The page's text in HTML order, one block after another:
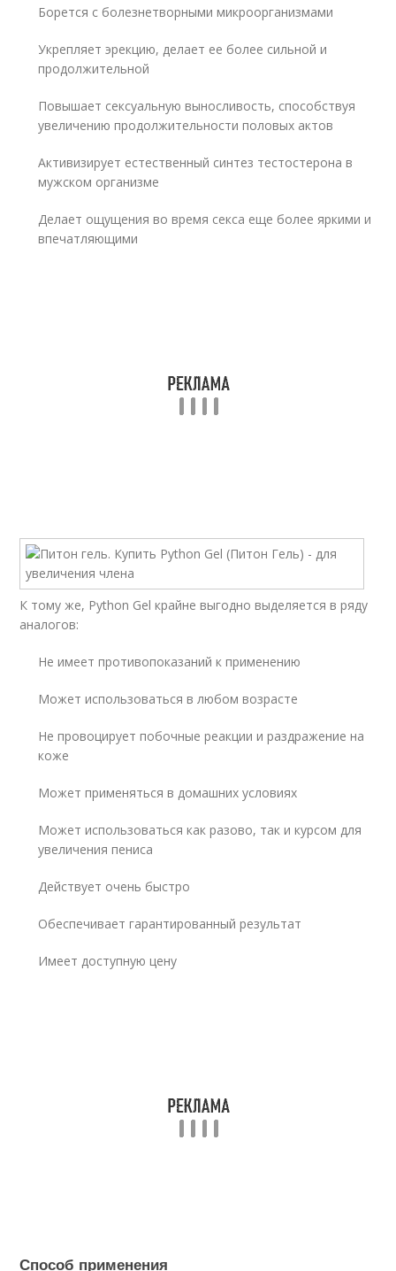
Борется с болезнетворными микроорганизмами
Укрепляет эрекцию, делает ее более сильной и
продолжительной
Повышает сексуальную выносливость, способствуя
увеличению продолжительности половых актов
Активизирует естественный синтез тестостерона в
мужском организме
Делает ощущения во время секса еще более яркими и
впечатляющими
К тому же, Python Gel крайне выгодно выделяется в ряду
аналогов:
Не имеет противопоказаний к применению
Может использоваться в любом возрасте
Не провоцирует побочные реакции и раздражение на
коже
Может применяться в домашних условиях
Может использоваться как разово, так и курсом для
увеличения пениса
Действует очень быстро
Обеспечивает гарантированный результат
Имеет доступную цену
Способ применения